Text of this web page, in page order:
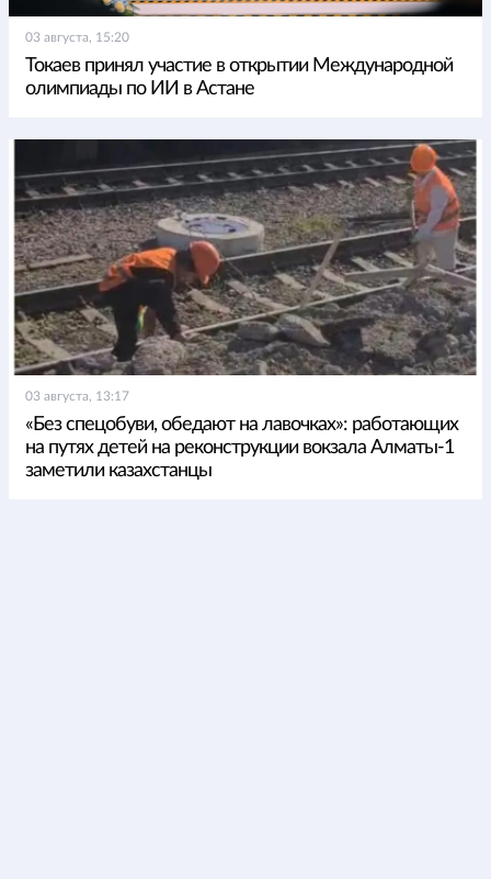
03 августа, 15:20
Токаев принял участие в открытии Международной
олимпиады по ИИ в Астане
03 августа, 13:17
«Без спецобуви, обедают на лавочках»: работающих
на путях детей на реконструкции вокзала Алматы-1
заметили казахстанцы